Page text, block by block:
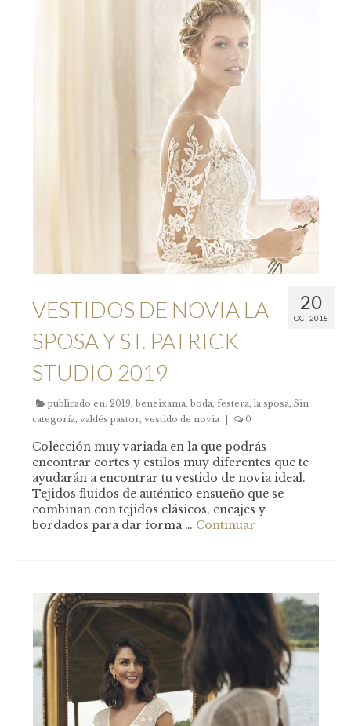
20
OCT 2018
VESTIDOS DE NOVIA LA
SPOSA Y ST. PATRICK
STUDIO 2019
publicado en: 2019, beneixama, boda, festera, la sposa, Sin
categoría, valdés pastor, vestido de novia 0
Colección muy variada en la que podrás
encontrar cortes y estilos muy diferentes que te
ayudarán a encontrar tu vestido de novia ideal.
Tejidos fluidos de auténtico ensueño que se
combinan con tejidos clásicos, encajes y
bordados para dar forma … Continuar